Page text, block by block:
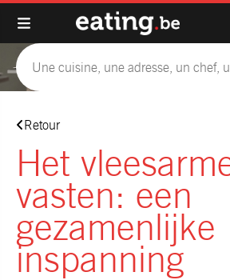
Retour
Het
vasten: een
gezamenlijke
inspanning